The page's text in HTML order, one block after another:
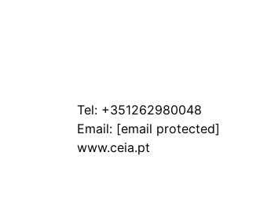
Tel: +351262980048
Email: [email protected]
www.ceia.pt